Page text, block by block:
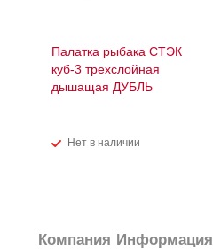
Палатка рыбака СТЭК
куб-3 трехслойная
дышащая ДУБЛЬ
Нет в наличии
Компания Информация